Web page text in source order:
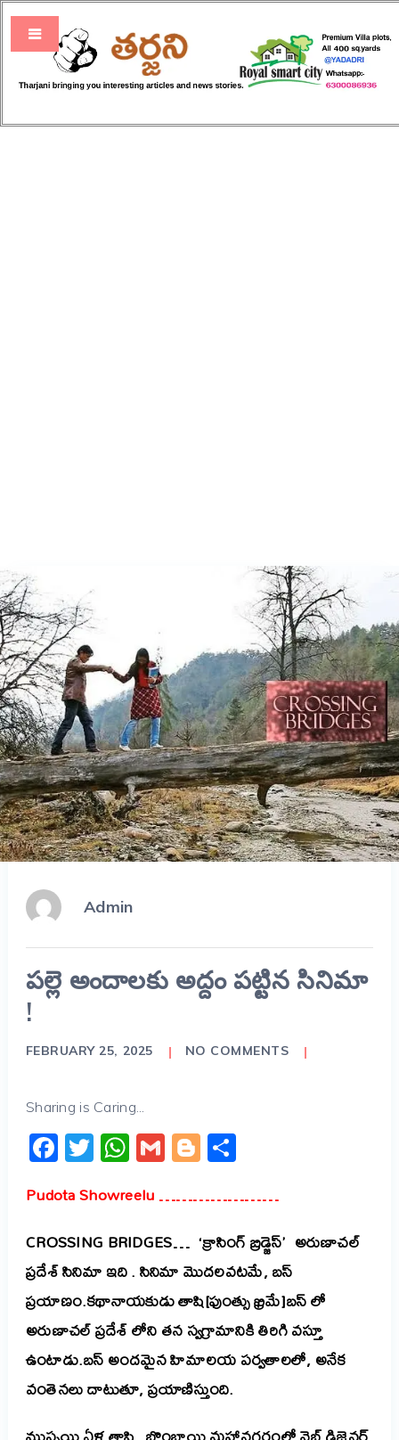
Admin
పల్లె అందాలకు అద్దం పట్టిన సినిమా
!
FEBRUARY 25, 2025 NO COMMENTS
Sharing is Caring...
Facebook
Twitter
WhatsApp
GmailBlogger
Share
Pudota Showreelu …………………
CROSSING BRIDGES… ‘క్రాసింగ్ బ్రిడ్జెస్’ అరుణాచల్
ప్రదేశ్ సినిమా ఇది .సినిమా మొదలవటమే, బస్
ప్రయాణం.కథానాయకుడు తాషి[ఫుంత్సు ఖ్రిమే]బస్ లో
అరుణాచల్ ప్రదేశ్ లోని తన స్వగ్రామానికి తిరిగి వస్తూ
ఉంటాడు.బస్ అందమైన హిమాలయ పర్వతాలలో, అనేక
వంతెనలు దాటుతూ, ప్రయాణిస్తుంది.